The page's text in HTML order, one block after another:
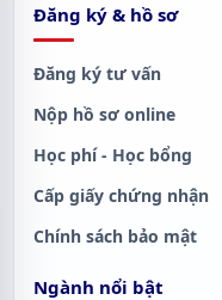
Đăng ký & hồ sơ
Đăng ký tư vấn
Nộp hồ sơ online
Học phí - Học bổng
Cấp giấy chứng nhận
Chính sách bảo mật
Ngành nổi bật